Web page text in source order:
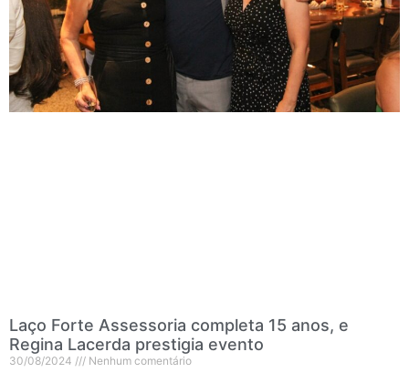
Laço Forte Assessoria completa 15 anos, e
Regina Lacerda prestigia evento
30/08/2024 Nenhum comentário